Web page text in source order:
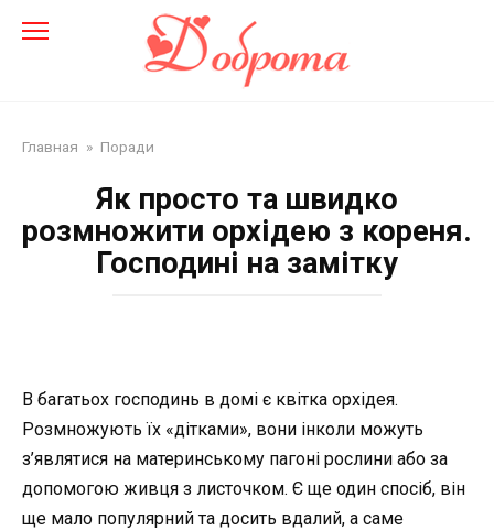
Главная » Поради
Як просто та швидко
розмножити орхідею з кореня.
Господині на замітку
В багатьох господинь в домі є квітка орхідея.
Розмножують їх «дітками», вони інколи можуть
з’являтися на материнському пагоні рослини або за
допомогою живця з листочком. Є ще один спосіб, він
ще мало популярний та досить вдалий, а саме